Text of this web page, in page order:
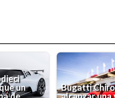
un
Bugatti